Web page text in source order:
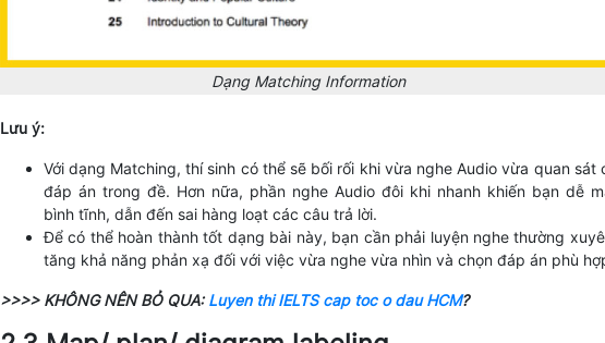
Dạng Matching Information
Lưu ý:
Với dạng Matching, thí sinh có thể sẽ bối rối khi vừa nghe Audio vừa quan sát
đáp án trong đề. Hơn nữa, phần nghe Audio đôi khi nhanh khiến bạn dễ
bình tĩnh, dẫn đến sai hàng loạt các câu trả lời.
Để có thể hoàn thành tốt dạng bài này, bạn cần phải luyện nghe thường
tăng khả năng phản xạ đối với việc vừa nghe vừa nhìn và chọn đáp án phù
>>>> KHÔNG NÊN BỎ QUA:Luyen thi IELTS cap toc o dau HCM?